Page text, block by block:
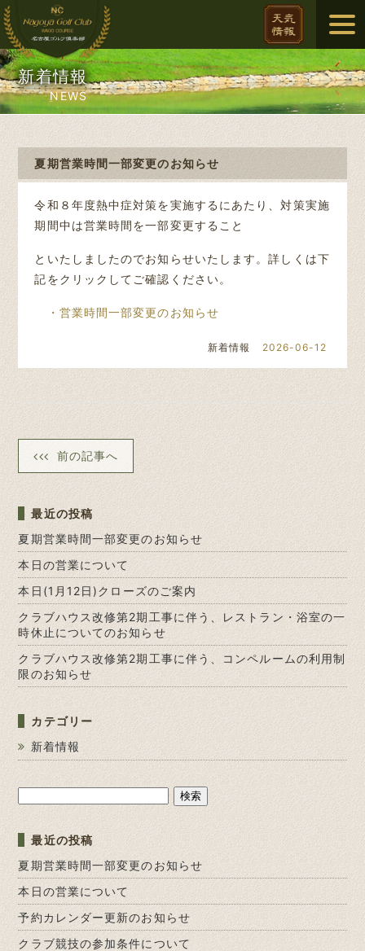
新着情報
NEWS
夏期営業時間一部変更のお知らせ
令和８年度熱中症対策を実施するにあたり、対策実施
期間中は営業時間を一部変更すること
といたしましたのでお知らせいたします。詳しくは下
記をクリックしてご確認ください。
・営業時間一部変更のお知らせ
新着情報 2026-06-12
前の記事へ
最近の投稿
夏期営業時間一部変更のお知らせ
本日の営業について
本日(1月12日)クローズのご案内
クラブハウス改修第2期工事に伴う、レストラン・浴室の一
時休止についてのお知らせ
クラブハウス改修第2期工事に伴う、コンペルームの利用制
限のお知らせ
カテゴリー
新着情報
索:
最近の投稿
夏期営業時間一部変更のお知らせ
本日の営業について
予約カレンダー更新のお知らせ
クラブ競技の参加条件について